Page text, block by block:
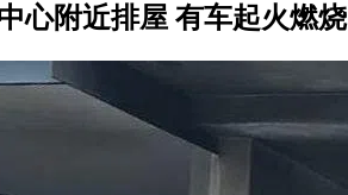
心附近排屋 有车起火燃烧